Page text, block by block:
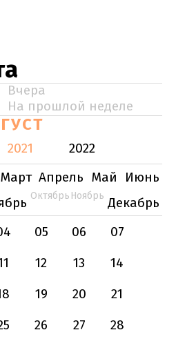
Вчера
На прошлой неделе
2021
2022
Март Апрель Май
Июнь
Октябрь Ноябрь Декабрь
05 06
07
12 13
14
19 20
21
26 27
28